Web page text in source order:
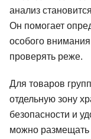
анализ
Он помогает
особого
проверять реже.
Для товаров
отдельную зону
безопасности и
можно размещать